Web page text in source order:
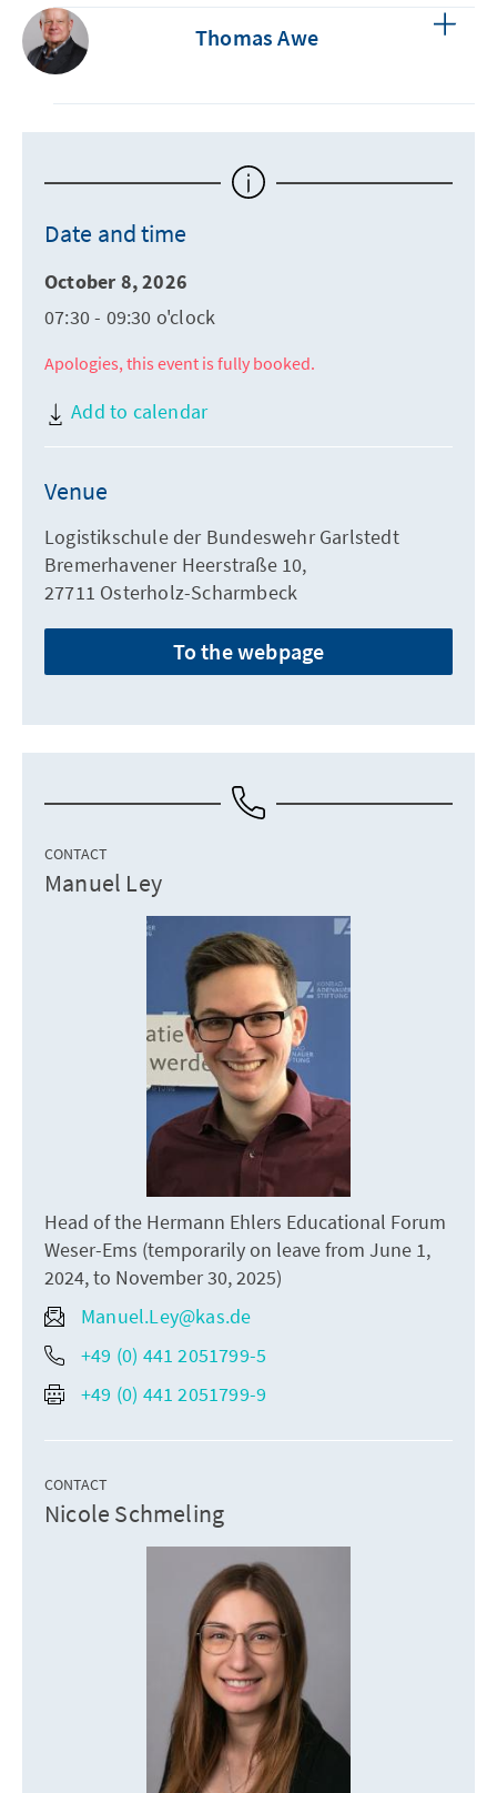
Thomas Awe
Date and time
October 8, 2026
07:30 - 09:30 o'clock
Apologies, this event is fully booked.
Add to calendar
Venue
Logistikschule der Bundeswehr Garlstedt
Bremerhavener Heerstraße 10,
27711 Osterholz-Scharmbeck
To the webpage
CONTACT
Manuel Ley
Head of the Hermann Ehlers Educational Forum
Weser-Ems (temporarily on leave from June 1,
2024, to November 30, 2025)
Manuel.Ley@kas.de
+49 (0) 441 2051799-5
+49 (0) 441 2051799-9
CONTACT
Nicole Schmeling